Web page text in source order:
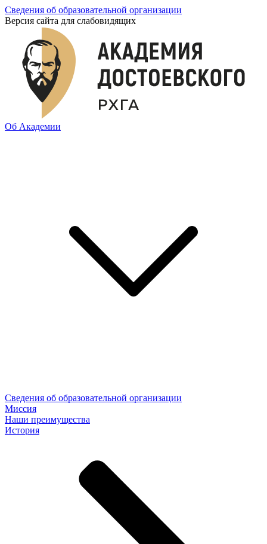
Сведения об образовательной организации
Версия сайта для слабовидящих
Об Академии
Сведения об образовательной организации
Миссия
Наши преимущества
История